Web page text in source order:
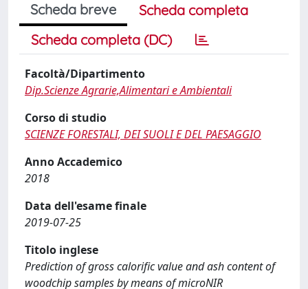
Scheda breve
Scheda completa
Scheda completa (DC)
Facoltà/Dipartimento
Dip.Scienze Agrarie,Alimentari e Ambientali
Corso di studio
SCIENZE FORESTALI, DEI SUOLI E DEL PAESAGGIO
Anno Accademico
2018
Data dell'esame finale
2019-07-25
Titolo inglese
Prediction of gross calorific value and ash content of
woodchip samples by means of microNIR